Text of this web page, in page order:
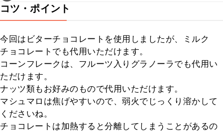
コツ・ポイント
今回はビターチョコレートを使用しましたが、ミルク
チョコレートでも代用いただけます。
コーンフレークは、フルーツ入りグラノーラでも代用い
ただけます。
ナッツ類もお好みのもので代用いただけます。
マシュマロは焦げやすいので、弱火でじっくり溶かして
くださいね。
チョコレートは加熱すると分離してしまうことがあるの